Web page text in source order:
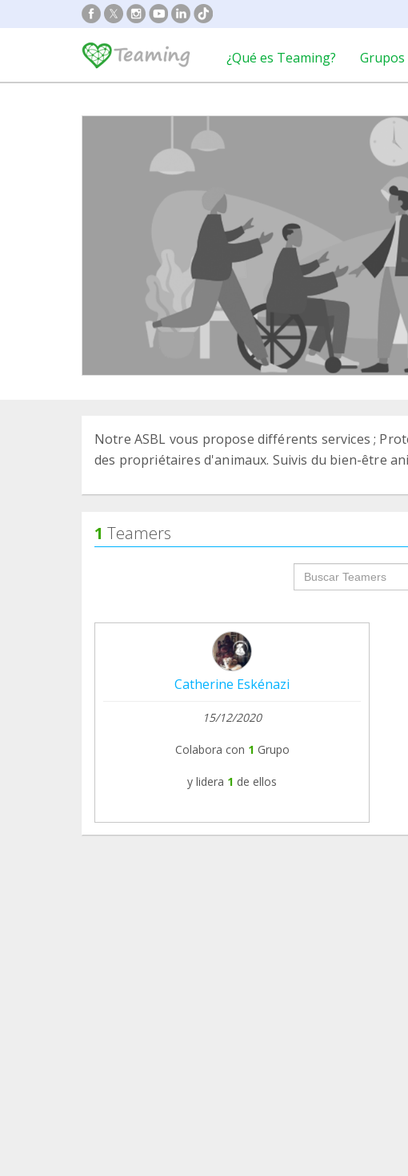
¿Qué es Teaming? Grupos
Notre ASBL vous propose différents services ;
des propriétaires d'animaux. Suivis du bien-être
1 Teamers
Catherine Eskénazi
15/12/2020
Colabora con 1 Grupo
y lidera 1 de ellos